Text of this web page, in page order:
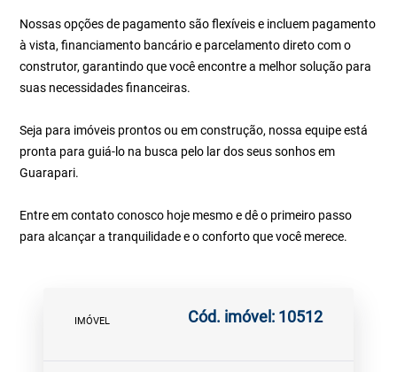
Nossas opções de pagamento são flexíveis e incluem pagamento
à vista, financiamento bancário e parcelamento direto com o
construtor, garantindo que você encontre a melhor solução para
suas necessidades financeiras.
Seja para imóveis prontos ou em construção, nossa equipe está
pronta para guiá-lo na busca pelo lar dos seus sonhos em
Guarapari.
Entre em contato conosco hoje mesmo e dê o primeiro passo
para alcançar a tranquilidade e o conforto que você merece.
IMÓVEL Cód. imóvel: 10512